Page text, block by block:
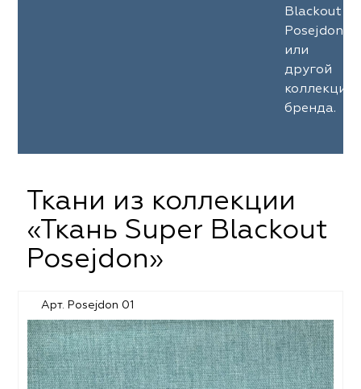
Blackout
Posejdon
или
другой
коллекции
бренда.
Ткани из коллекции
«Ткань Super Blackout
Posejdon»
Арт. Posejdon 01